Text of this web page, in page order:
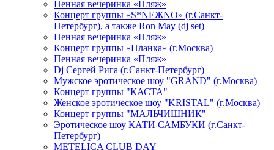
Пенная вечеринка «Пляж»
Концерт группы «S*NEЖNO» (г.Санкт-
Петербург), а также Ron May (dj set)
Пенная вечеринка «Пляж»
Концерт группы «Планка» (г.Москва)
Пенная вечеринка «Пляж»
Dj Сергей Рига (г.Санкт-Петербург)
Мужское эротическое шоу "GRAND" (г.Москва)
Концерт группы "КАСТА"
Женское эротическое шоу "KRISTAL" (г.Москва)
Концерт группы "МАЛЬЧИШНИК"
Эротическое шоу КАТИ САМБУКИ (г.Санкт-
Петербург)
METELICA CLUB DAY